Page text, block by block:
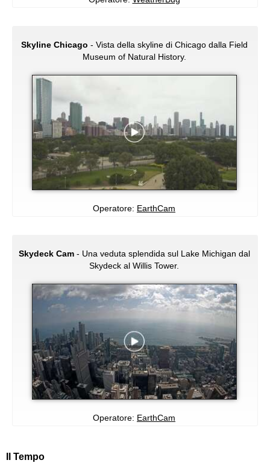
Skyline Chicago - Vista della skyline di Chicago dalla Field
Museum of Natural History.
Operatore: EarthCam
Skydeck Cam- Una veduta splendida sul Lake Michigan dal
Skydeck al Willis Tower.
Operatore: EarthCam
Il Tempo